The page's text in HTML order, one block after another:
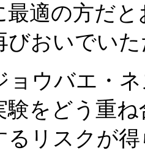
最適の方だ
びおいでい
ョウバエ・
験をどう重
るリスクが